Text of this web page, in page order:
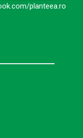
planteea.ro